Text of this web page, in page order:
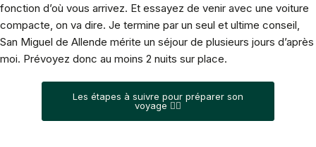
fonction d’où vous arrivez. Et essayez de venir avec une voiture
compacte, on va dire. Je termine par un seul et ultime conseil,
San Miguel de Allende mérite un séjour de plusieurs jours d’après
moi. Prévoyez donc au moins 2 nuits sur place.
Les étapes à suivre pour préparer son
voyage 👆🏻